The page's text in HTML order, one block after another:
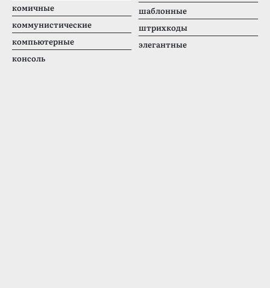
комичные
коммунистические
компьютерные
консоль
шаблонные
штрихкоды
элегантные